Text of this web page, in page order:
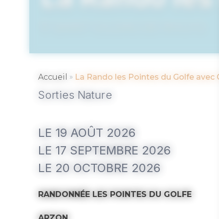
Accueil » La Rando les Pointes du Golfe avec
Sorties Nature
LE 19 AOÛT 2026
LE 17 SEPTEMBRE 2026
LE 20 OCTOBRE 2026
RANDONNÉE LES POINTES DU GOLFE